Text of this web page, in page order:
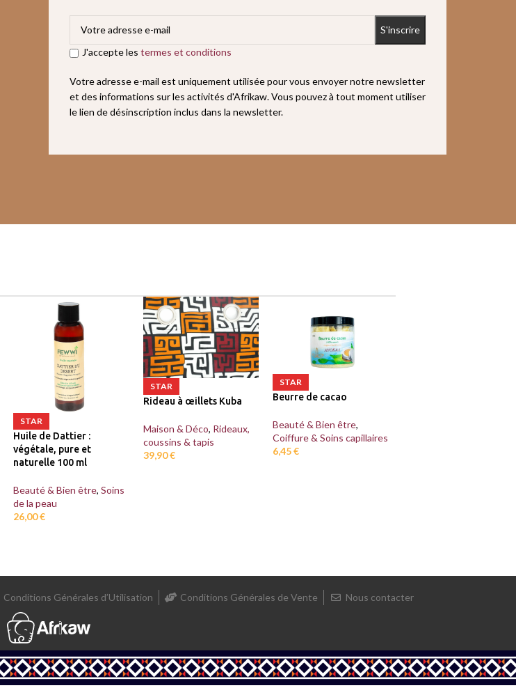
J'accepte les termes et conditions
Votre adresse e-mail est uniquement utilisée pour vous envoyer notre newsletter
et des informations sur les activités d'Afrikaw. Vous pouvez à tout moment utiliser
le lien de désinscription inclus dans la newsletter.
STAR
Huile de Dattier :
végétale, pure et
naturelle 100 ml
Beauté & Bien être, Soins
de la peau
26,00€
STAR
Rideau à œillets Kuba
Maison & Déco, Rideaux,
coussins & tapis
39,90€
STAR
Beurre de cacao
Beauté & Bien être,
Coiffure & Soins capillaires
6,45€
Conditions Générales d’Utilisation Conditions Générales de Vente Nous contacter